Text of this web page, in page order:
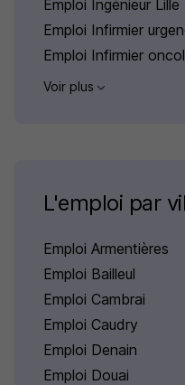
Emploi Ingénieur Lille
Emploi Infirmier
Emploi Infirmier
Voir plus
L'emploi par
Emploi Armentières
Emploi Bailleul
Emploi Cambrai
Emploi Caudry
Emploi Denain
Emploi Douai